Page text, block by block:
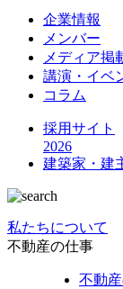
企業情報
メンバー
メディア掲
講演・イベ
コラム
採用サイト
2026
建築家・建
私たちについて
不動産の仕事
不動